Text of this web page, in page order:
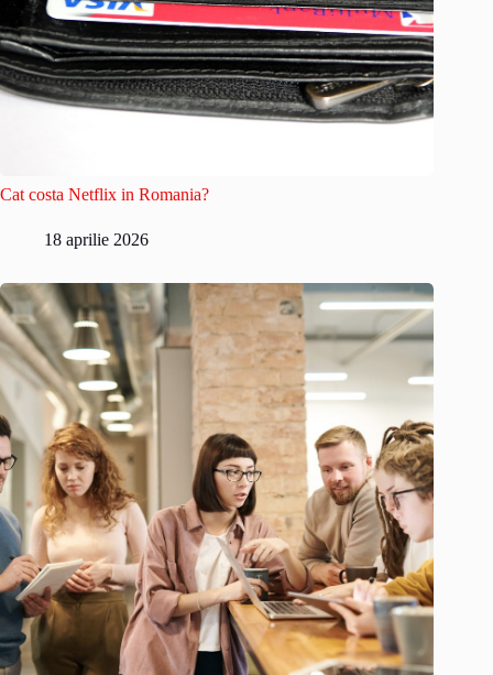
Cat costa Netflix in Romania?
18 aprilie 2026